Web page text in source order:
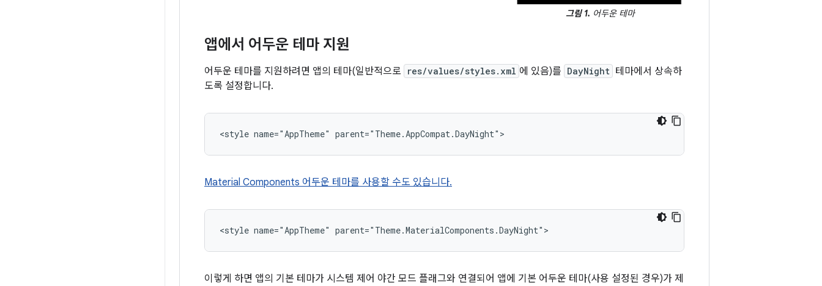
그림 1. 어두운 테마
앱에서 어두운 테마 지원
어두운 테마를 지원하려면 앱의 테마(일반적으로 res/values/styles.xml 에 있음)를 DayNight 테마에서 상속하
도록 설정합니다.
Material Components 어두운 테마를 사용할 수도 있습니다.
이렇게 하면 앱의 기본 테마가 시스템 제어 야간 모드 플래그와 연결되어 앱에 기본 어두운 테마(사용 설정된 경우)가 제